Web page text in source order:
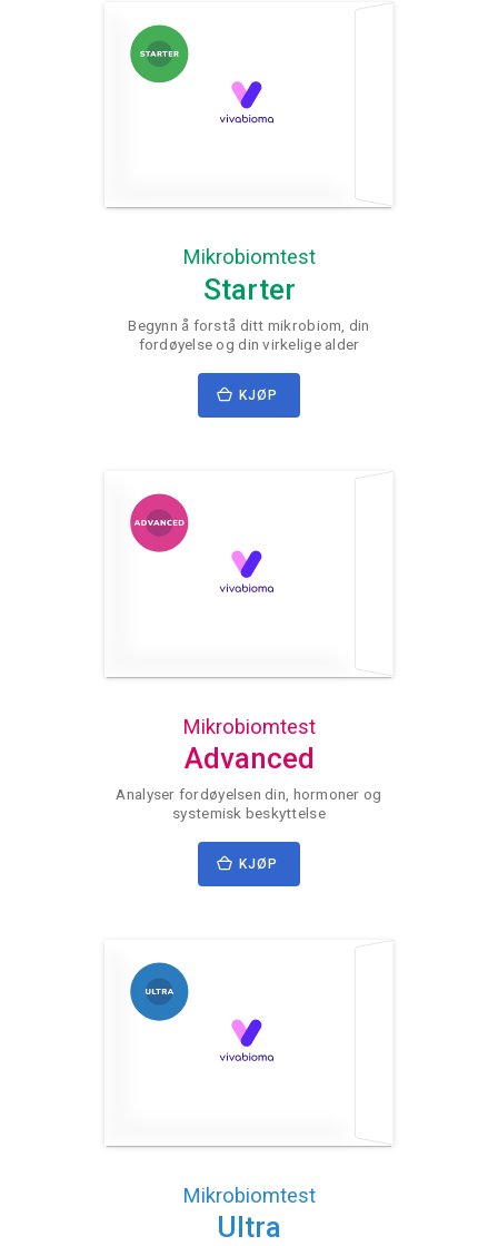
Mikrobiomtest
Starter
Begynn å forstå ditt mikrobiom, din
fordøyelse og din virkelige alder
KJØP
Mikrobiomtest
Advanced
Analyser fordøyelsen din, hormoner og
systemisk beskyttelse
KJØP
Mikrobiomtest
Ultra